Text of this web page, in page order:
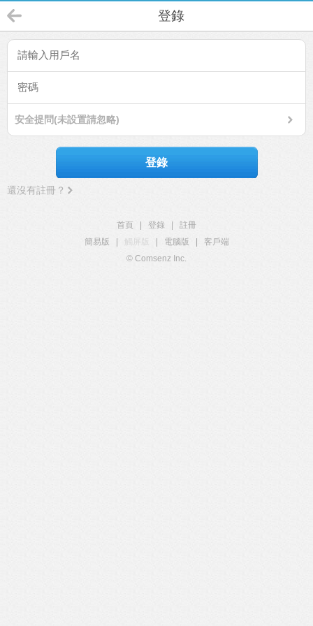
登錄
安全提問(未設置請忽略)
登錄
還沒有註冊？
首頁 登錄
註冊
簡易版
觸屏版 電腦版
客戶端
© Comsenz Inc.